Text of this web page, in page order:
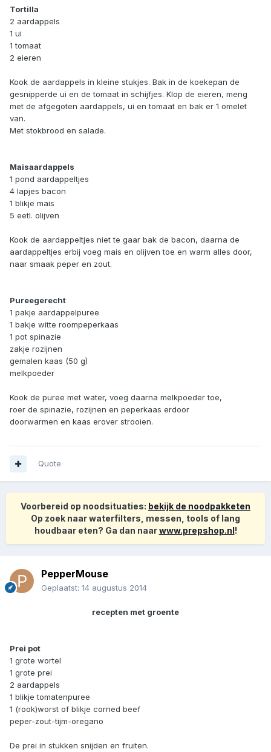
Tortilla
2 aardappels
1 ui
1 tomaat
2 eieren
Kook de aardappels in kleine stukjes. Bak in de koekepan de
gesnipperde ui en de tomaat in schijfjes. Klop de eieren, meng
met de afgegoten aardappels, ui en tomaat en bak er 1 omelet
van.
Met stokbrood en salade.
Maisaardappels
1 pond aardappeltjes
4 lapjes bacon
1 blikje mais
5 eetl. olijven
Kook de aardappeltjes niet te gaar bak de bacon, daarna de
aardappeltjes erbij voeg mais en olijven toe en warm alles door,
naar smaak peper en zout.
Pureegerecht
1 pakje aardappelpuree
1 bakje witte roompeperkaas
1 pot spinazie
zakje rozijnen
gemalen kaas (50 g)
melkpoeder
Kook de puree met water, voeg daarna melkpoeder toe,
roer de spinazie, rozijnen en peperkaas erdoor
doorwarmen en kaas erover strooien.
Quote
Voorbereid op noodsituaties: bekijk de noodpakketen
Op zoek naar waterfilters, messen, tools of lang
houdbaar eten? Ga dan naarwww.prepshop.nl!
PepperMouse
Geplaatst: 14 augustus 2014
recepten met groente
Prei pot
1 grote wortel
1 grote prei
2 aardappels
1 blikje tomatenpuree
1 (rook)worst of blikje corned beef
peper-zout-tijm-oregano
De prei in stukken snijden en fruiten.